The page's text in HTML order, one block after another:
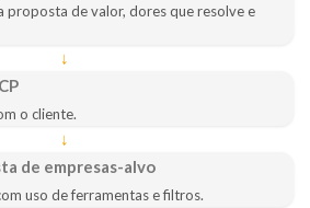
proposta de valor, dores que resolve e
↓
o cliente.
↓
de empresas-alvo
uso de ferramentas e filtros.